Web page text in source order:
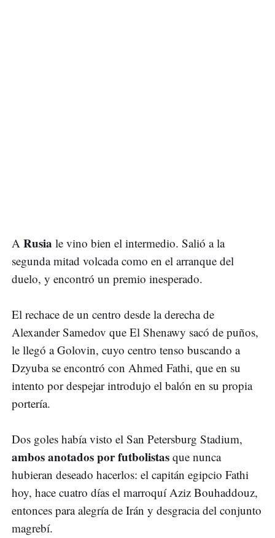
A Rusia le vino bien el intermedio. Salió a la
segunda mitad volcada como en el arranque del
duelo, y encontró un premio inesperado.
El rechace de un centro desde la derecha de
Alexander Samedov que El Shenawy sacó de puños,
le llegó a Golovin, cuyo centro tenso buscando a
Dzyuba se encontró con Ahmed Fathi, que en su
intento por despejar introdujo el balón en su propia
portería.
Dos goles había visto el San Petersburg Stadium,
ambos anotados por futbolistas que nunca
hubieran deseado hacerlos: el capitán egipcio Fathi
hoy, hace cuatro días el marroquí Aziz Bouhaddouz,
entonces para alegría de Irán y desgracia del conjunto
magrebí.